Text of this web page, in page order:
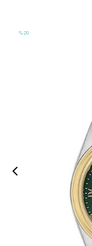
%20